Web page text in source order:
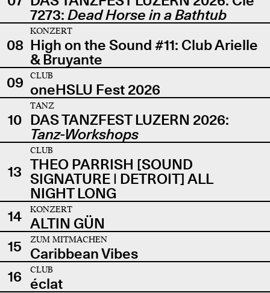
7273: Dead Horse in a Bathtub
08
KONZERT
High on the Sound #11: Club Arielle
& Bruyante
09
CLUB
oneHSLU Fest 2026
10
TANZ
DAS TANZFEST LUZERN 2026:
Tanz-Workshops
13
CLUB
THEO PARRISH [SOUND
SIGNATURE | DETROIT] ALL
NIGHT LONG
14
KONZERT
ALTIN GÜN
15
ZUM MITMACHEN
Caribbean Vibes
16
CLUB
éclat